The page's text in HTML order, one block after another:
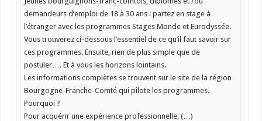
demandeurs d’emploi de 18 à 30 ans : partez en stage à
l’étranger avec les programmes Stages Monde et Eurodyssée.
Vous trouverez ci-dessous l’essentiel de ce qu’il faut savoir sur
ces programmes. Ensuite, rien de plus simple que de
postuler…. Et à vous les horizons lointains.
Les informations complètes se trouvent sur le site de la région
Bourgogne-Franche-Comté qui pilote les programmes.
Pourquoi ?
Pour acquérir une expérience professionnelle, (…)